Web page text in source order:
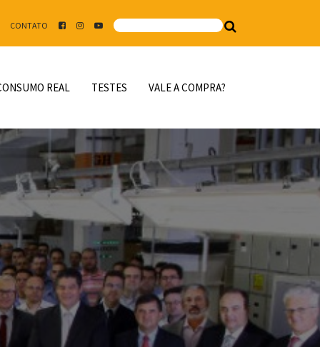
CONTATO
REAL TESTES VALE A COMPRA?